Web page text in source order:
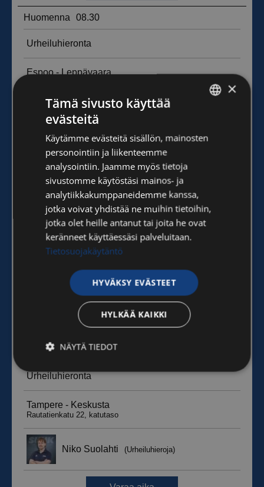
ENGLISH
×
Tämä sivusto käyttää
evästeitä
Käytämme evästeitä sisällön, mainosten
personointiin ja liikenteemme
analysointiin. Jaamme myös tietoja
sivustomme käytöstäsi mainos- ja
analytiikkakumppaneidemme kanssa,
jotka voivat yhdistää ne muihin tietoihin,
jotka olet heille antanut tai joita he ovat
keränneet käyttäessäsi palveluitaan.
Tietosuojakäytäntö
HYVÄKSY EVÄSTEET
HYLKÄÄ KAIKKI
NÄYTÄ TIEDOT
Ehdottomasti
välttämättömät
Suorituskyvylliset
Kohdentavat Toiminnalliset
Luokittelemattomat